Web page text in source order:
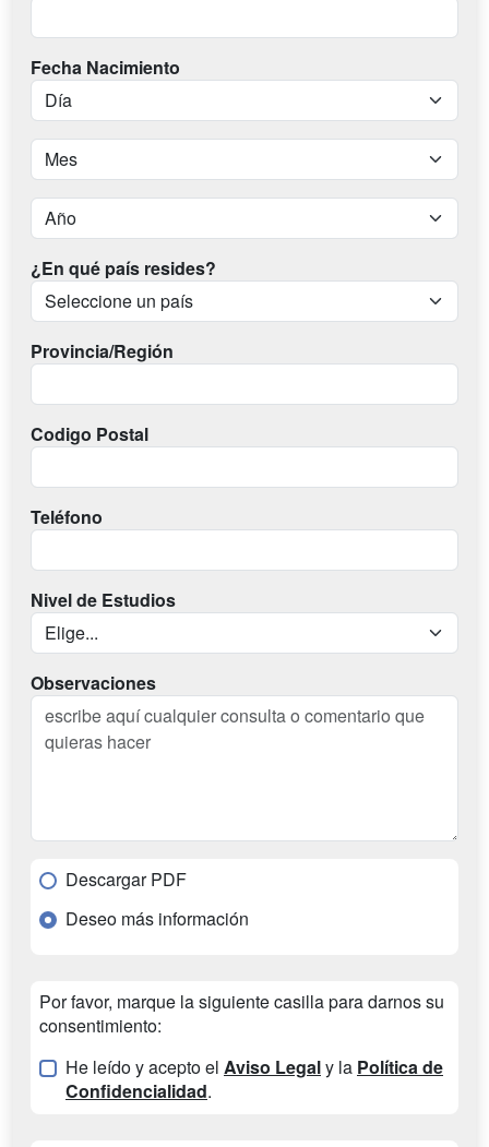
Fecha Nacimiento
¿En qué país resides?
Provincia/Región
Codigo Postal
Teléfono
Nivel de Estudios
Observaciones
Descargar PDF
Deseo más información
Por favor, marque la siguiente casilla para darnos su
consentimiento:
He leído y acepto el Aviso Legaly la Política de
Confidencialidad.